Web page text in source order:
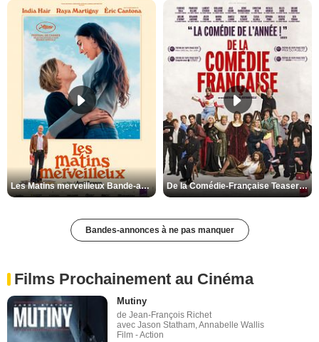
Les Matins merveilleux Bande-annonce VF De la Comédie-Française Teaser VF
Bandes-annonces à ne pas manquer
Films Prochainement au Cinéma
Mutiny
de Jean-François Richet
avec Jason Statham, Annabelle Wallis
Film - Action